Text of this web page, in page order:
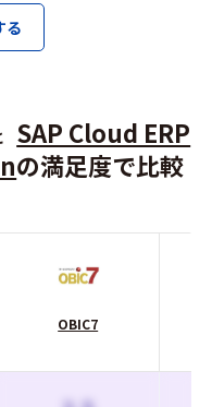
る
SAP Cloud ERP
の満足度で比較
OBIC7